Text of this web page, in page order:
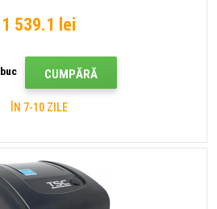
1 539.1 lei
buc CUMPĂRĂ
ÎN 7-10 ZILE